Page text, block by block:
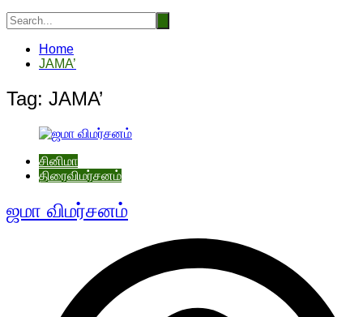
Home
JAMA’
Tag: JAMA’
சினிமா
திரைவிமர்சனம்
ஜமா விமர்சனம்